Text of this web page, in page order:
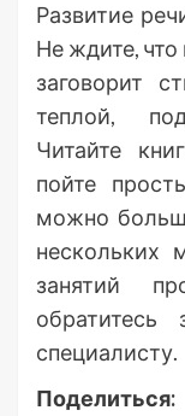
Развитие
Не ждите, что
заговорит
теплой,
Читайте
пойте
можно
нескольких
занятий
специалисту.
Поделиться: